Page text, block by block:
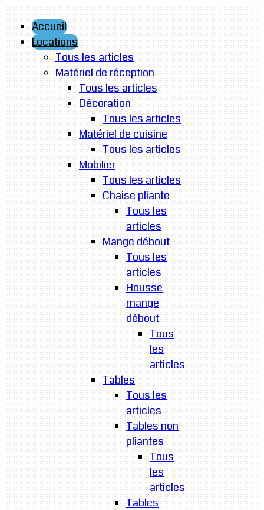
Accueil
Locations
Tous les articles
Matériel de réception
Tous les articles
Décoration
Tous les articles
Matériel de cuisine
Tous les articles
Mobilier
Tous les articles
Chaise pliante
Tous les
articles
Mange débout
Tous les
articles
Housse
mange
débout
Tous
les
articles
Tables
Tous les
articles
Tables non
pliantes
Tous
les
articles
Tables